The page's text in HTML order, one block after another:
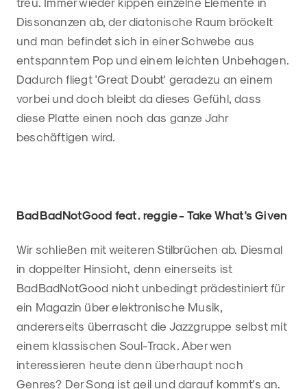
Dissonanzen ab, der diatonische Raum bröckelt
und man befindet sich in einer Schwebe aus
entspanntem Pop und einem leichten Unbehagen.
Dadurch fliegt 'Great Doubt' geradezu an einem
vorbei und doch bleibt da dieses Gefühl, dass
diese Platte einen noch das ganze Jahr
beschäftigen wird.
BadBadNotGood feat. reggie - Take What's Given
Wir schließen mit weiteren Stilbrüchen ab. Diesmal
in doppelter Hinsicht, denn einerseits ist
BadBadNotGood nicht unbedingt prädestiniert für
ein Magazin über elektronische Musik,
andererseits überrascht die Jazzgruppe selbst mit
einem klassischen Soul-Track. Aber wen
interessieren heute denn überhaupt noch
Genres? Der Song ist geil und darauf kommt's an.